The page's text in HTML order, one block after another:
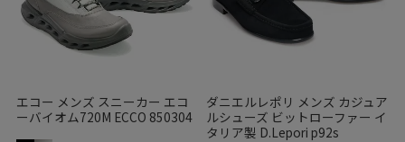
エコー メンズ スニーカー エコ
ーバイオム720M ECCO 850304
ダニエルレポリ メンズ カジュア
ルシューズ ビットローファー イ
タリア製 D.Lepori p92s